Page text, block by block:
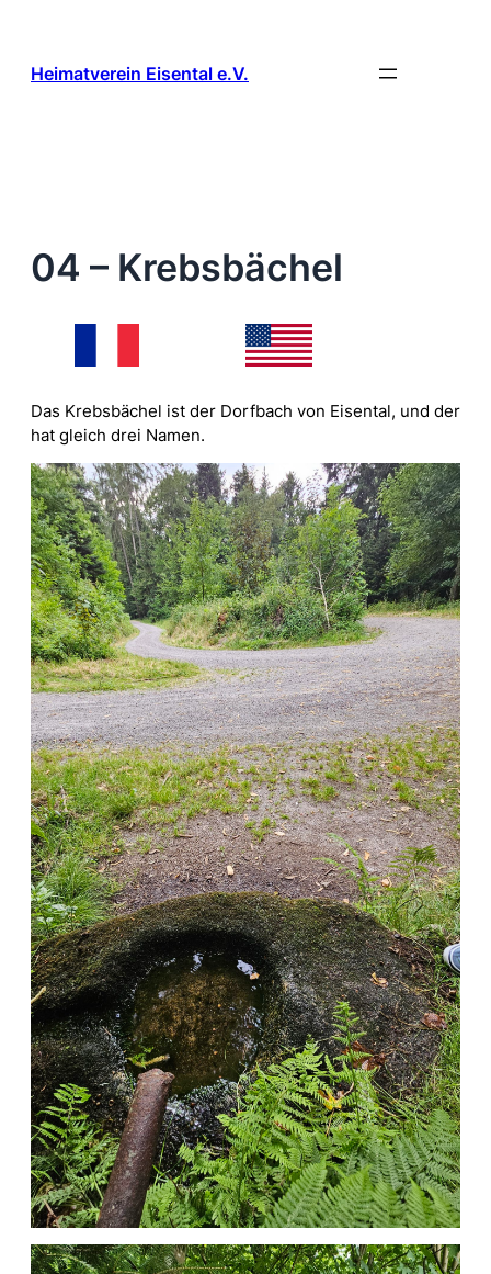
springen
Heimatverein Eisental e.V.
04 – Krebsbächel
Das Krebsbächel ist der Dorfbach von Eisental, und der
hat gleich drei Namen.